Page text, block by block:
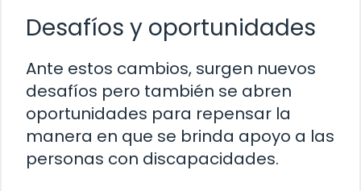
Desafíos y oportunidades
Ante estos cambios, surgen nuevos
desafíos pero también se abren
oportunidades para repensar la
manera en que se brinda apoyo a las
personas con discapacidades.